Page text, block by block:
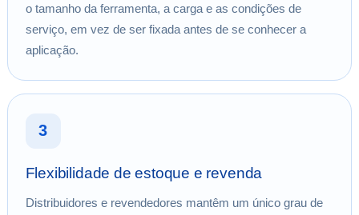
o tamanho da ferramenta, a carga e as condições de
serviço, em vez de ser fixada antes de se conhecer a
aplicação.
3
Flexibilidade de estoque e revenda
Distribuidores e revendedores mantêm um único grau de